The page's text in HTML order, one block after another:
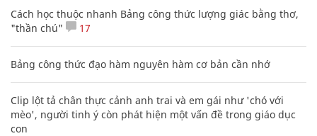
Cách học thuộc nhanh Bảng công thức lượng giác bằng thơ,
"thần chú"
17
Bảng công thức đạo hàm nguyên hàm cơ bản cần nhớ
Clip lột tả chân thực cảnh anh trai và em gái như 'chó với
mèo', người tinh ý còn phát hiện một vấn đề trong giáo dục
con